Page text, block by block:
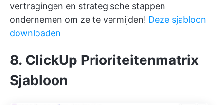
vertragingen en strategische stappen
ondernemen om ze te vermijden! Deze sjabloon
downloaden
8. ClickUp Prioriteitenmatrix
Sjabloon